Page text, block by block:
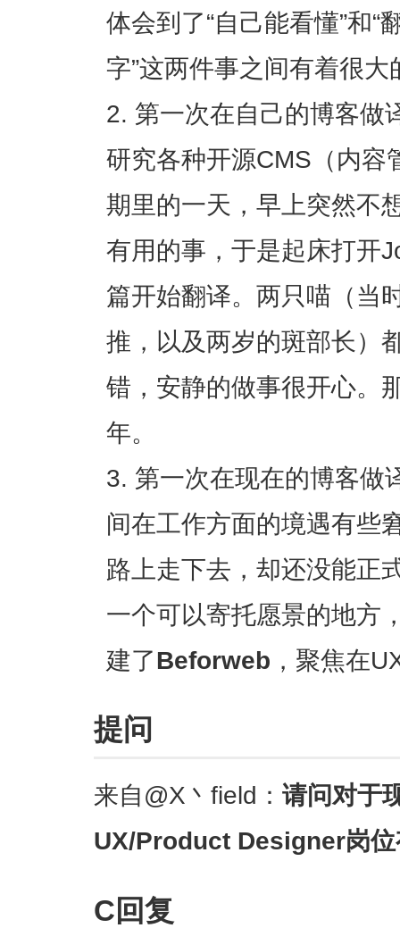
体会到了“自己能看懂”和
字”这两件事之间有着很大
第一次在自己的博客做
研究各种开源CMS（内容
期里的一天，早上突然不
有用的事，于是起床打开
篇开始翻译。两只喵（当
推，以及两岁的斑部长）
错，安静的做事很开心。
年。
第一次在现在的博客做
间在工作方面的境遇有些
路上走下去，却还没能正
一个可以寄托愿景的地方
建了Beforweb ，聚焦在
提问
来自@X丶field： 请问对于
UX/Product Designer岗位
C回复